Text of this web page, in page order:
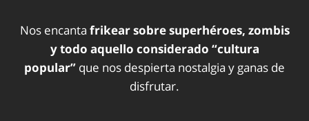
Nos encanta frikear sobre superhéroes, zombis
y todo aquello considerado “cultura
popular” que nos despierta nostalgia y ganas de
disfrutar.